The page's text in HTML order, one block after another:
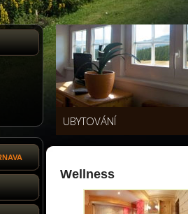
UBYTOVÁNÍ
Wellness